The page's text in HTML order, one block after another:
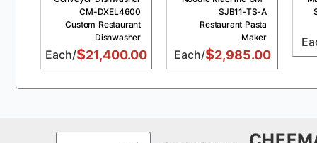
SJB11-TS-A
Restaurant Pasta
Maker
$2,985.00
/Each
CM-DXEL4600
Custom Restaurant
Dishwasher
$21,400.00
/Each